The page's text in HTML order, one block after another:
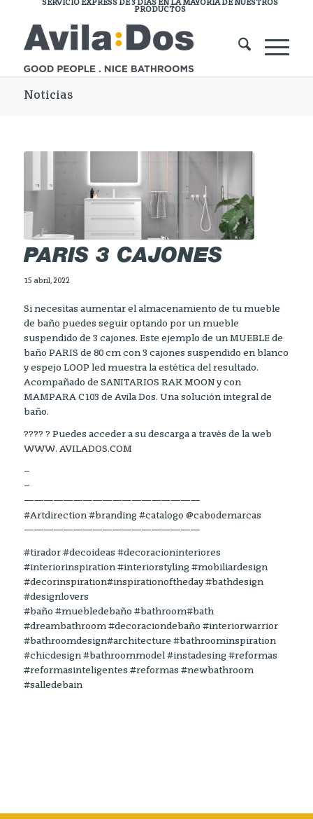
SERVICIO EXPRESS DE 3 DÍAS EN LA MAYORÍA DE NUESTROS
PRODUCTOS
Noticias
PARIS 3 CAJONES
15 abril, 2022
Si necesitas aumentar el almacenamiento de tu mueble
de baño puedes seguir optando por un mueble
suspendido de 3 cajones. Este ejemplo de un MUEBLE de
baño PARIS de 80 cm con 3 cajones suspendido en blanco
y espejo LOOP led muestra la estética del resultado.
Acompañado de SANITARIOS RAK MOON y con
MAMPARA C103 de Avila Dos. Una solución integral de
baño.
???? ? Puedes acceder a su descarga a través de la web
WWW. AVILADOS.COM
–
–
——————————————————
#Artdirection #branding #catalogo @cabodemarcas
——————————————————
#tirador #decoideas #decoracioninteriores
#interiorinspiration #interiorstyling #mobiliardesign
#decorinspiration#inspirationoftheday #bathdesign
#designlovers
#baño #muebledebaño #bathroom#bath
#dreambathroom #decoraciondebaño #interiorwarrior
#bathroomdesign#architecture #bathroominspiration
#chicdesign #bathroommodel #instadesing #reformas
#reformasinteligentes #reformas #newbathroom
#salledebain